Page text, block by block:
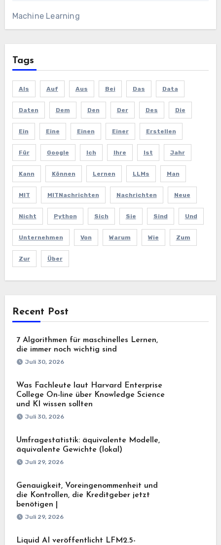
Machine Learning
Tags
Als Auf Aus Bei Das Data
Daten Dem Den Der Des Die
Ein Eine Einen Einer Erstellen
Für Google Ich Ihre Ist Jahr
Kann Können Lernen LLMs Man
MIT MITNachrichten Nachrichten Neue
Nicht Python Sich Sie Sind Und
Unternehmen Von Warum Wie Zum
Zur Über
Recent Post
7 Algorithmen für maschinelles Lernen,
die immer noch wichtig sind
Juli 30, 2026
Was Fachleute laut Harvard Enterprise
College On-line über Knowledge Science
und KI wissen sollten
Juli 30, 2026
Umfragestatistik: äquivalente Modelle,
äquivalente Gewichte (lokal)
Juli 29, 2026
Genauigkeit, Voreingenommenheit und
die Kontrollen, die Kreditgeber jetzt
benötigen |
Juli 29, 2026
Liquid AI veröffentlicht LFM2.5-